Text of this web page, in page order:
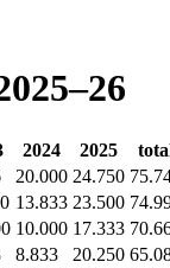
2024 2025
20.000 24.750
13.833 23.500
10.000 17.333
8.833 20.250